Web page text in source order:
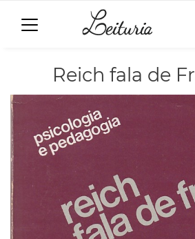
Reich fala de